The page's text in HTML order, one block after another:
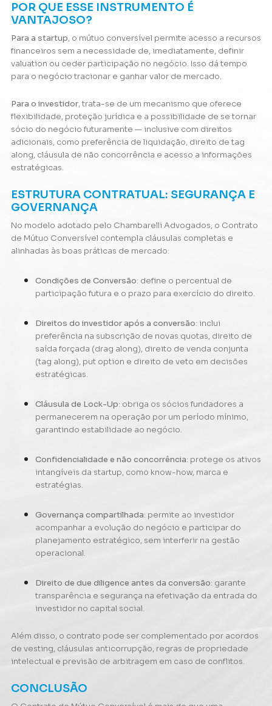
POR QUE ESSE INSTRUMENTO É
VANTAJOSO?
Para a startup, o mútuo conversível permite acesso a recursos
financeiros sem a necessidade de, imediatamente, definir
valuation ou ceder participação no negócio. Isso dá tempo
para o negócio tracionar e ganhar valor de mercado.
Para o investidor, trata-se de um mecanismo que oferece
flexibilidade, proteção jurídica e a possibilidade de se tornar
sócio do negócio futuramente — inclusive com direitos
adicionais, como preferência de liquidação, direito de tag
along, cláusula de não concorrência e acesso a informações
estratégicas.
ESTRUTURA CONTRATUAL: SEGURANÇA E
GOVERNANÇA
No modelo adotado pelo Chambarelli Advogados, o Contrato
de Mútuo Conversível contempla cláusulas completas e
alinhadas às boas práticas de mercado:
Condições de Conversão: define o percentual de
participação futura e o prazo para exercício do direito.
Direitos do investidor após a conversão: inclui
preferência na subscrição de novas quotas, direito de
saída forçada (drag along), direito de venda conjunta
(tag along), put option e direito de veto em decisões
estratégicas.
Cláusula de Lock-Up: obriga os sócios fundadores a
permanecerem na operação por um período mínimo,
garantindo estabilidade ao negócio.
Confidencialidade e não concorrência: protege os ativos
intangíveis da startup, como know-how, marca e
estratégias.
Governança compartilhada: permite ao investidor
acompanhar a evolução do negócio e participar do
planejamento estratégico, sem interferir na gestão
operacional.
Direito de due diligence antes da conversão: garante
transparência e segurança na efetivação da entrada do
investidor no capital social.
Além disso, o contrato pode ser complementado por acordos
de vesting, cláusulas anticorrupção, regras de propriedade
intelectual e previsão de arbitragem em caso de conflitos.
CONCLUSÃO